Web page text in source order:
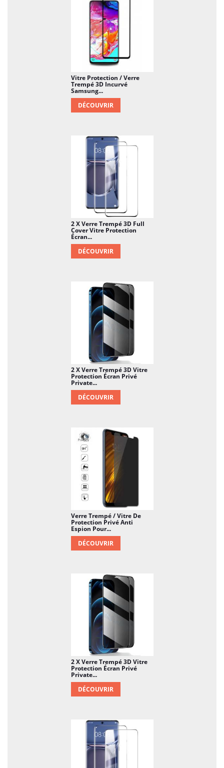
Vitre Protection / Verre
Trempé 3D Incurvé
Samsung...
DÉCOUVRIR
2 X Verre Trempé 3D Full
Cover Vitre Protection
Écran...
DÉCOUVRIR
2 X Verre Trempé 3D Vitre
Protection Écran Privé
Private...
DÉCOUVRIR
Verre Trempé / Vitre De
Protection Privé Anti
Espion Pour...
DÉCOUVRIR
2 X Verre Trempé 3D Vitre
Protection Écran Privé
Private...
DÉCOUVRIR